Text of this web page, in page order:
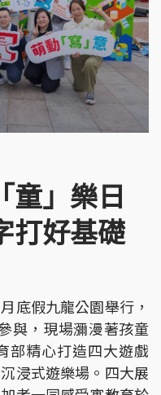
童」樂日
打好基礎
底假九龍公園舉行，
與，現場瀰漫著孩童
部精心打造四大遊戲
浸式遊樂場。四大展